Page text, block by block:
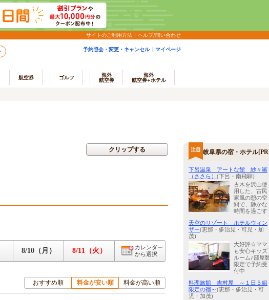
サイトのご利用方法 ヘルプ/問い合わせ
予約照会・変更・キャンセル マイページ
航空券 ゴルフ
海外
航空券
海外
航空券+ホテル
クリップする
8/10（月） 8/11（火）
カレンダー
から選択
おすすめ順 料金が安い順 料金が高い順
岐阜県の宿・ホテル
下呂温泉 アートな館 紗々羅
（ささら） (下呂・南飛騨)
古木を沢山使
用した、古民
家風の憩の空
間で、静かな
時間を過ごす
天空のリゾート ホテルウィン
ザー(恵那・多治見・可児・加
茂)
大好評☆ママ
も安心キッズ
ルーム♪部屋
限定で予約受
付中
料理旅館 吉村屋 ～１日５組
限定の宿～(恵那・多治見・可
児・加茂)